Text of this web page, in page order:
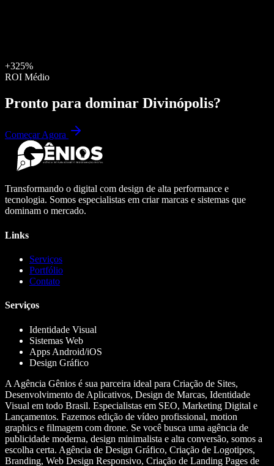
+325%
ROI Médio
Pronto para dominar Divinópolis?
Começar Agora
Transformando o digital com design de alta performance e
tecnologia. Somos especialistas em criar marcas e sistemas que
dominam o mercado.
Links
Serviços
Portfólio
Contato
Serviços
Identidade Visual
Sistemas Web
Apps Android/iOS
Design Gráfico
A Agência Gênios é sua parceira ideal para Criação de Sites,
Desenvolvimento de Aplicativos, Design de Marcas, Identidade
Visual em todo Brasil. Especialistas em SEO, Marketing Digital e
Lançamentos. Fazemos edição de vídeo profissional, motion
graphics e filmagem com drone. Se você busca uma agência de
publicidade moderna, design minimalista e alta conversão, somos a
escolha certa. Agência de Design Gráfico, Criação de Logotipos,
Branding, Web Design Responsivo, Criação de Landing Pages de